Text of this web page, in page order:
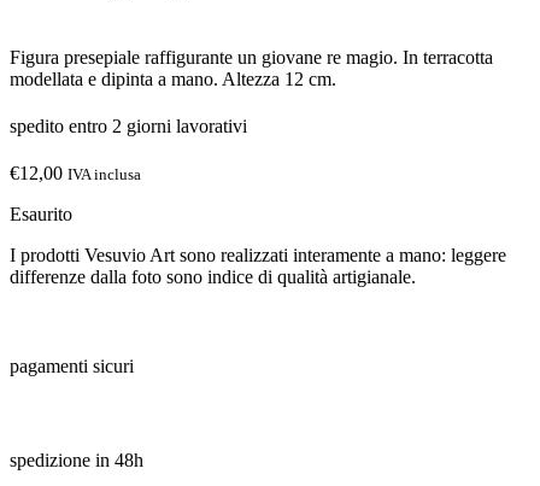
Figura presepiale raffigurante un giovane re magio. In terracotta
modellata e dipinta a mano. Altezza 12 cm.
spedito entro 2 giorni lavorativi
€12,00 IVA inclusa
Esaurito
I prodotti Vesuvio Art sono realizzati interamente a mano: leggere
differenze dalla foto sono indice di qualità artigianale.
pagamenti sicuri
spedizione in 48h